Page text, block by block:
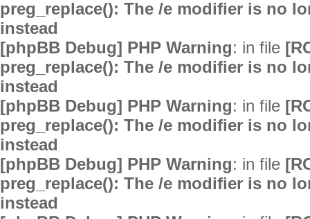
preg_replace(): The /e modifier is no
instead
[phpBB Debug] PHP Warning: in file
preg_replace(): The /e modifier is no
instead
[phpBB Debug] PHP Warning: in file
preg_replace(): The /e modifier is no
instead
[phpBB Debug] PHP Warning: in file
preg_replace(): The /e modifier is no
instead